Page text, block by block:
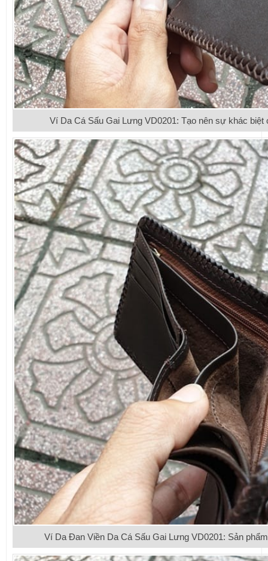
Ví Da Cá Sấu Gai Lưng VD0201: Tạo nên sự khác biệt
Ví Da Đan Viền Da Cá Sấu Gai Lưng VD0201: Sản